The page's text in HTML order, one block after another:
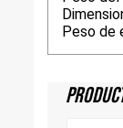
Peso de